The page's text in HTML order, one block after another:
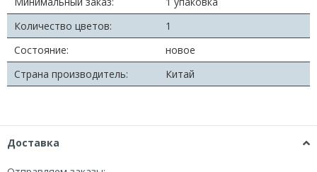
Количество цветов:
1
Состояние:
новое
Страна производитель:
Китай
Доставка